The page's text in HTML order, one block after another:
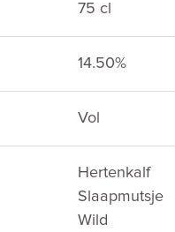
75 cl
14.50%
Vol
Hertenkalf
Slaapmutsje
Wild